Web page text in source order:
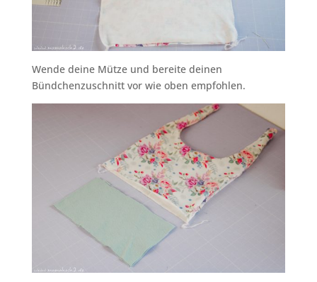
Wende deine Mütze und bereite deinen
Bündchenzuschnitt vor wie oben empfohlen.